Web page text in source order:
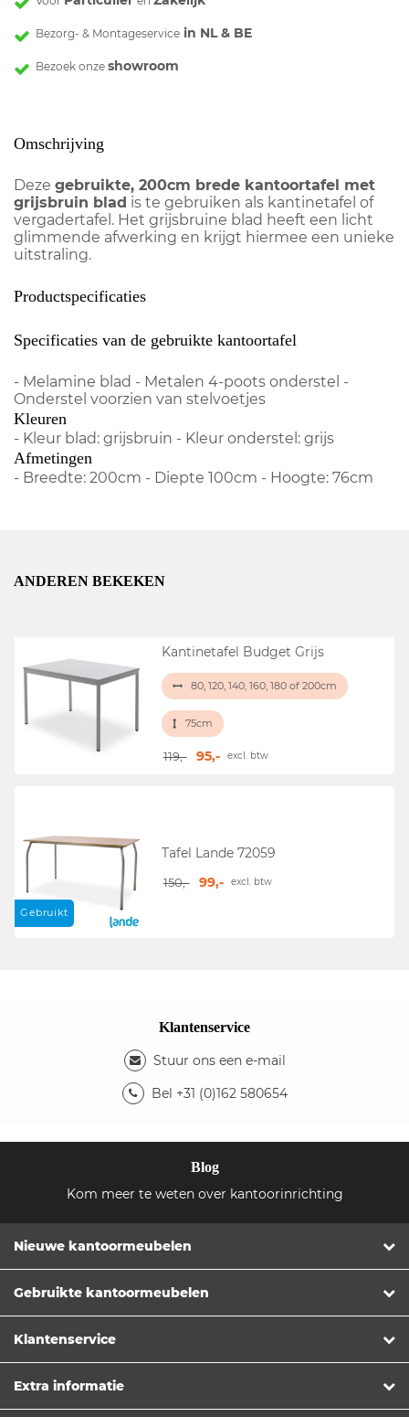
Bezorg- & Montageservice in NL & BE
Bezoek onze showroom
Omschrijving
Deze gebruikte, 200cm brede kantoortafel met
grijsbruin blad is te gebruiken als kantinetafel of
vergadertafel. Het grijsbruine blad heeft een licht
glimmende afwerking en krijgt hiermee een unieke
uitstraling.
Productspecificaties
Specificaties van de gebruikte kantoortafel
- Melamine blad - Metalen 4-poots onderstel -
Onderstel voorzien van stelvoetjes
Kleuren
- Kleur blad: grijsbruin - Kleur onderstel: grijs
Afmetingen
- Breedte: 200cm - Diepte 100cm - Hoogte: 76cm
ANDEREN BEKEKEN
Kantinetafel Budget Grijs
80, 120, 140, 160, 180 of 200cm
75cm
119,- 95,- excl. btw
Gebruikt
Tafel Lande 72059
150,- 99,- excl. btw
Klantenservice
Stuur ons een e-mail
Bel +31 (0)162 580654
Blog
Kom meer te weten over kantoorinrichting
Nieuwe kantoormeubelen
Gebruikte kantoormeubelen
Klantenservice
Extra informatie